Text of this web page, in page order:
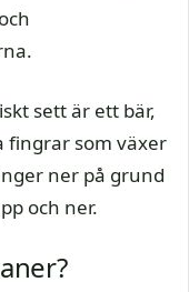
sett är ett bär,
fingrar som växer
ner på grund
och ner.